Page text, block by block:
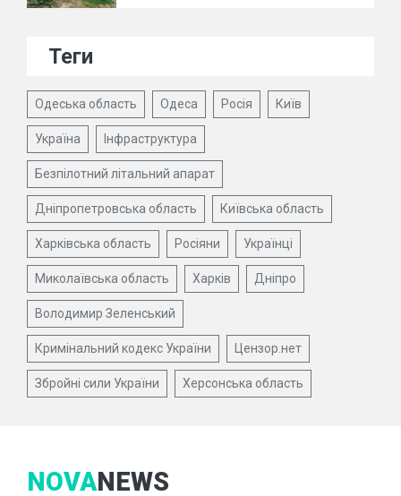
Теги
Одеська область Одеса Росія Київ
Україна Інфраструктура
Безпілотний літальний апарат
Дніпропетровська область Київська область
Харківська область Росіяни Українці
Миколаївська область Харків Дніпро
Володимир Зеленський
Кримінальний кодекс України Цензор.нет
Збройні сили України Херсонська область
NOVANEWS